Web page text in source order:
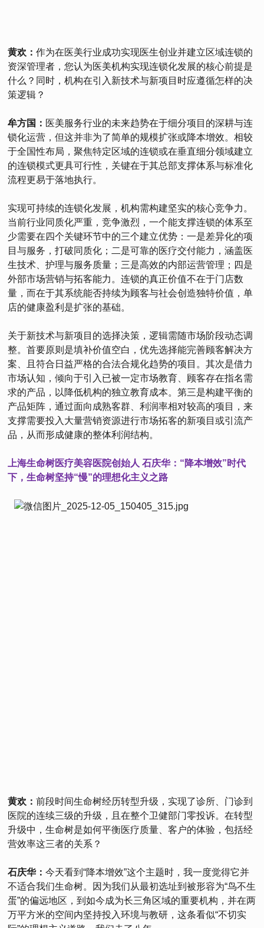
黄欢：作为在医美行业成功实现医生创业并建立区域连锁的
资深管理者，您认为医美机构实现连锁化发展的核心前提是
什么？同时，机构在引入新技术与新项目时应遵循怎样的决
策逻辑？
牟方国： 医美服务行业的未来趋势在于细分项目的深耕与连
锁化运营，但这并非为了简单的规模扩张或降本增效。相较
于全国性布局，聚焦特定区域的连锁或在垂直细分领域建立
的连锁模式更具可行性，关键在于其总部支撑体系与标准化
流程更易于落地执行。
实现可持续的连锁化发展，机构需构建坚实的核心竞争力。
当前行业同质化严重，竞争激烈，一个能支撑连锁的体系至
少需要在四个关键环节中的三个建立优势：一是差异化的项
目与服务，打破同质化；二是可靠的医疗交付能力，涵盖医
生技术、护理与服务质量；三是高效的内部运营管理；四是
外部市场营销与拓客能力。连锁的真正价值不在于门店数
量，而在于其系统能否持续为顾客与社会创造独特价值，单
店的健康盈利是扩张的基础。
关于新技术与新项目的选择决策，逻辑需随市场阶段动态调
整。首要原则是填补价值空白，优先选择能完善顾客解决方
案、且符合日益严格的合法合规化趋势的项目。其次是借力
市场认知，倾向于引入已被一定市场教育、顾客存在指名需
求的产品，以降低机构的独立教育成本。第三是构建平衡的
产品矩阵，通过面向成熟客群、利润率相对较高的项目，来
支撑需要投入大量营销资源进行市场拓客的新项目或引流产
品，从而形成健康的整体利润结构。
上海生命树医疗美容医院创始人 石庆华：“降本增效”时代
下，生命树坚持“慢”的理想化主义之路
黄欢：前段时间生命树经历转型升级，实现了诊所、门诊到
医院的连续三级的升级，且在整个卫健部门零投诉。在转型
升级中，生命树是如何平衡医疗质量、客户的体验，包括经
营效率这三者的关系？
石庆华：今天看到“降本增效”这个主题时，我一度觉得它并
不适合我们生命树。因为我们从最初选址到被形容为“鸟不生
蛋”的偏远地区，到如今成为长三角区域的重要机构，并在两
万平方米的空间内坚持投入环境与教研，这条看似“不切实